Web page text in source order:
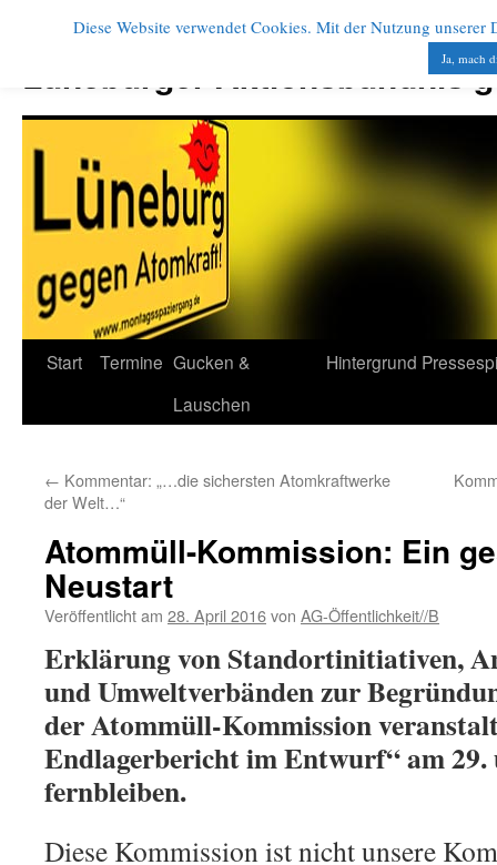
Lüneburger Aktionsbündnis
Start Termine Gucken &
Lauschen
Hintergrund
← Kommentar: „…die sichersten Atomkraftwerke
der Welt…“
Atommüll-Kommission: Ein
Neustart
Veröffentlicht am 28. April 2016von AG-Öffentlichkeit//B
Erklärung von Standortinitiativen,
und Umweltverbänden zur
der Atommüll-Kommission
Endlagerbericht im Entwurf“ am
fernbleiben.
Diese Kommission ist nicht unsere
Diese Website verwendet Cookies. Mit der Nutzung
Ja, mach